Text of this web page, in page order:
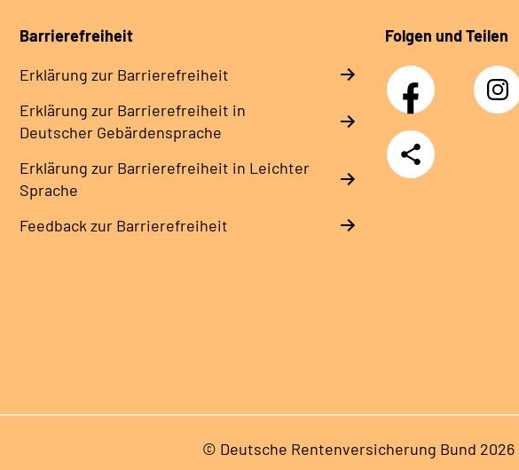
Barrierefreiheit
Erklärung zur Barrierefreiheit
Erklärung zur Barrierefreiheit in
Deutscher Gebärdensprache
Erklärung zur Barrierefreiheit in Leichter
Sprache
Feedback zur Barrierefreiheit
Folgen und Teilen
Facebook
Teilen
© Deutsche Rentenversicherung Bund 2026